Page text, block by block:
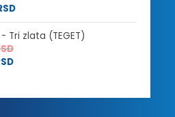
Tri zlata (TEGET)